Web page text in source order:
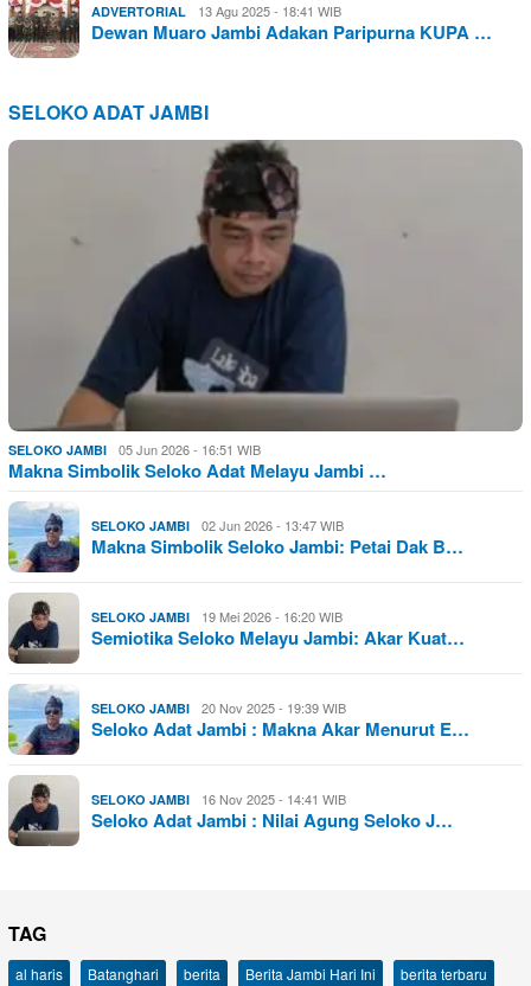
ADVERTORIAL 13 Agu 2025 - 18:41 WIB
Dewan Muaro Jambi Adakan Paripurna KUPA …
SELOKO ADAT JAMBI
SELOKO JAMBI 05 Jun 2026 - 16:51 WIB
Makna Simbolik Seloko Adat Melayu Jambi …
SELOKO JAMBI 02 Jun 2026 - 13:47 WIB
Makna Simbolik Seloko Jambi: Petai Dak B…
SELOKO JAMBI 19 Mei 2026 - 16:20 WIB
Semiotika Seloko Melayu Jambi: Akar Kuat…
SELOKO JAMBI 20 Nov 2025 - 19:39 WIB
Seloko Adat Jambi : Makna Akar Menurut E…
SELOKO JAMBI 16 Nov 2025 - 14:41 WIB
Seloko Adat Jambi : Nilai Agung Seloko J…
TAG
al haris Batanghari berita Berita Jambi Hari Ini
berita terbaru